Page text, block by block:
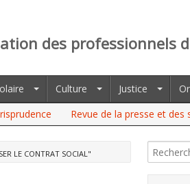
des professionnels
Culture Justice
Revue de la presse et des
LE CONTRAT SOCIAL"